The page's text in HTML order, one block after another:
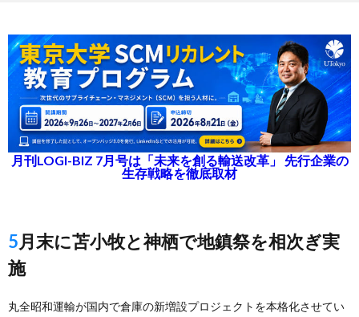
月刊LOGI-BIZ 7月号は「未来を創る輸送改革」 先行企業の
生存戦略を徹底取材
5月末に苫小牧と神栖で地鎮祭を相次ぎ実
施
丸全昭和運輸が国内で倉庫の新増設プロジェクトを本格化させてい